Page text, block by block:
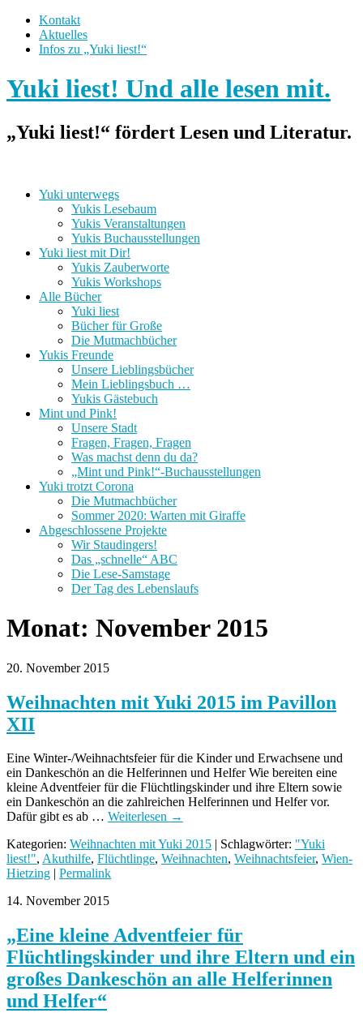
Kontakt
Aktuelles
Infos zu „Yuki liest!“
Yuki liest! Und alle lesen mit.
„Yuki liest!“ fördert Lesen und Literatur.
Yuki unterwegs
Yukis Lesebaum
Yukis Veranstaltungen
Yukis Buchausstellungen
Yuki liest mit Dir!
Yukis Zauberworte
Yukis Workshops
Alle Bücher
Yuki liest
Bücher für Große
Die Mutmachbücher
Yukis Freunde
Unsere Lieblingsbücher
Mein Lieblingsbuch …
Yukis Gästebuch
Mint und Pink!
Unsere Stadt
Fragen, Fragen, Fragen
Was machst denn du da?
„Mint und Pink!“-Buchausstellungen
Yuki trotzt Corona
Die Mutmachbücher
Sommer 2020: Warten mit Giraffe
Abgeschlossene Projekte
Wir Staudingers!
Das „schnelle“ ABC
Die Lese-Samstage
Der Tag des Lebenslaufs
Monat: November 2015
20. November 2015
Weihnachten mit Yuki 2015 im Pavillon
XII
Eine Winter-/Weihnachtsfeier für die Kinder und Erwachsene und
ein Dankeschön an die Helferinnen und Helfer Wie bereiten eine
kleine Adventfeier für die Flüchtlingskinder und ihre Eltern sowie
ein Dankeschön an die zahlreichen Helferinnen und Helfer vor.
Dafür gibt es ab … Weiterlesen →
Kategorien: Weihnachten mit Yuki 2015 | Schlagwörter: "Yuki
liest!", Akuthilfe, Flüchtlinge, Weihnachten, Weihnachtsfeier, Wien-
Hietzing
Permalink
14. November 2015
„Eine kleine Adventfeier für
Flüchtlingskinder und ihre Eltern und ein
großes Dankeschön an alle Helferinnen
und Helfer“